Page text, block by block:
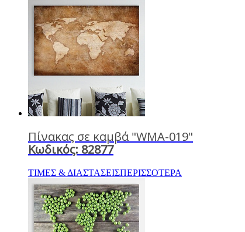
Πίνακας σε καμβά "WMA-019"
Κωδικός: 82877
ΤΙΜΕΣ & ΔΙΑΣΤΑΣΕΙΣΠΕΡΙΣΣΟΤΕΡΑ